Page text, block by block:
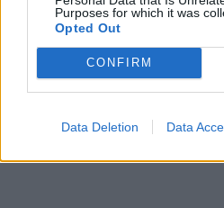
Purposes for which it was
Opted Out
CONFIRM
Data Deletion Data
Serviceapply.